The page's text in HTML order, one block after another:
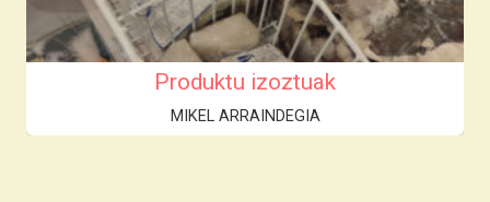
Produktu izoztuak
MIKEL ARRAINDEGIA